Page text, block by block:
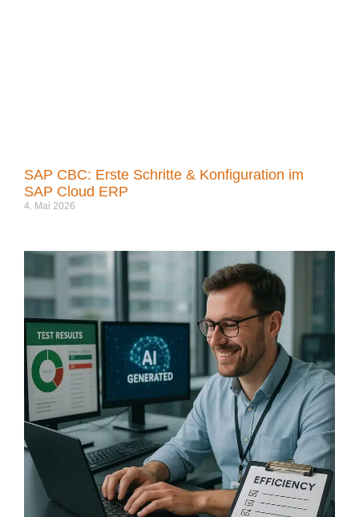
SAP CBC: Erste Schritte & Konfiguration im
SAP Cloud ERP
4. Mai 2026